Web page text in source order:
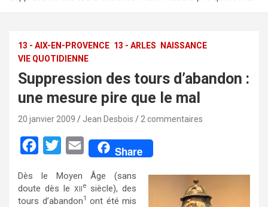
13 - AIX-EN-PROVENCE 13 - ARLES
NAISSANCE
VIE QUOTIDIENNE
Suppression des tours d’abandon :
une mesure pire que le mal
20 janvier 2009 Jean Desbois 2 commentaires
c
e
i
t
E
i
Share
Dès le Moyen Âge (sans
doute dès le XII e
siècle), des
tours d’abandon1
ont été mis